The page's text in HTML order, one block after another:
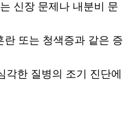
신장 문제나 내분비 문
또는 청색증과 같은 증
한 질병의 조기 진단에